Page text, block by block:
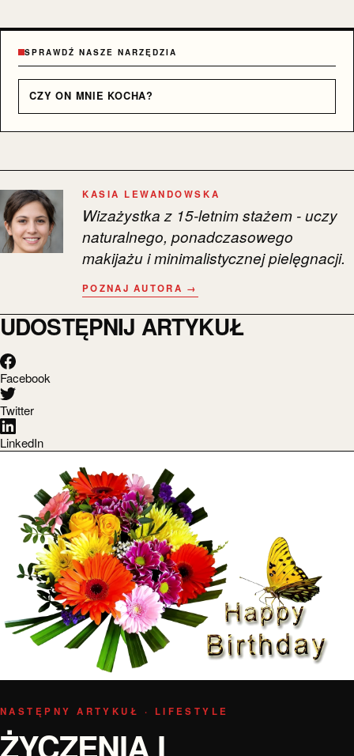
SPRAWDŹ NASZE NARZĘDZIA
CZY ON MNIE KOCHA?
KASIA LEWANDOWSKA
Wizażystka z 15-letnim stażem - uczy
naturalnego, ponadczasowego
makijażu i minimalistycznej pielęgnacji.
POZNAJ AUTORA →
UDOSTĘPNIJ ARTYKUŁ
Facebook
Twitter
LinkedIn
NASTĘPNY ARTYKUŁ · LIFESTYLE
ŻYCZENIA I